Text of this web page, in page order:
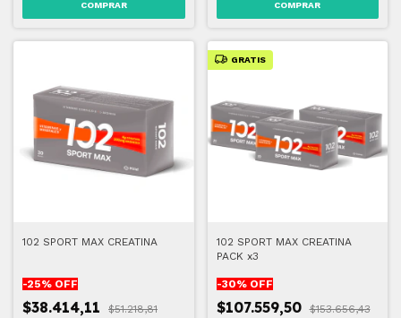
102 SPORT MAX CREATINA
-25% OFF
$38.414,11 $51.218,81
GRATIS
102 SPORT MAX CREATINA
PACK x3
-30% OFF
$107.559,50 $153.656,43